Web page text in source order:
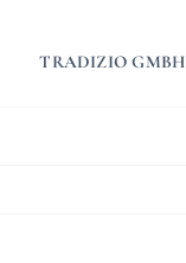
TRADIZIO GMBH